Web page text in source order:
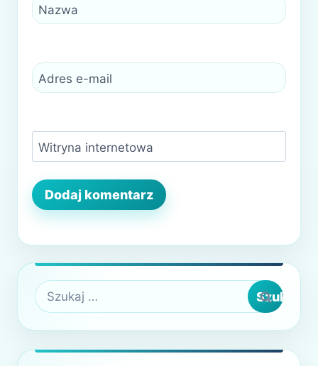
Nazwa
Adres e-mail
Witryna internetowa
Szukaj: